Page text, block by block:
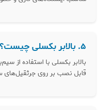
۵. بالابر بکسلی چیست؟
بالابر بکسلی با استفاده از
قابل نصب بر روی جرثقیل‌های